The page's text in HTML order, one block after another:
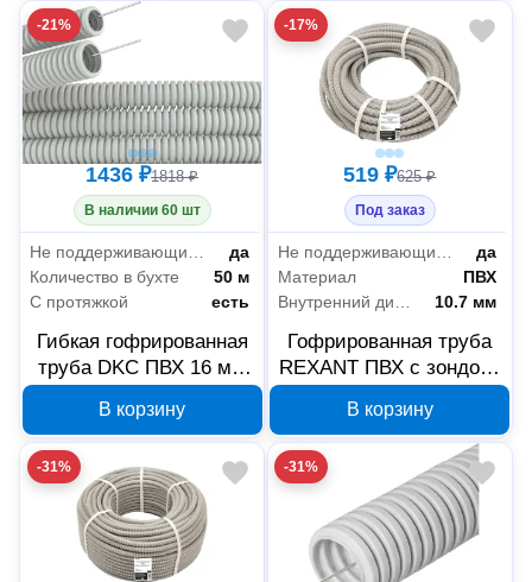
-21%
1436 ₽1818 ₽
В наличии 60 шт
Не поддерживающие горение (нг)
да
Количество в бухте
50 м
С протяжкой
есть
Гибкая гофрированная
труба DKC ПВХ 16 мм
В корзину
-17%
519 ₽625 ₽
Под заказ
Не поддерживающие горение (нг)
да
Материал
ПВХ
10.7 мм
Гофрированная труба
REXANT ПВХ с зондом,
25
В корзину
-31% -31%